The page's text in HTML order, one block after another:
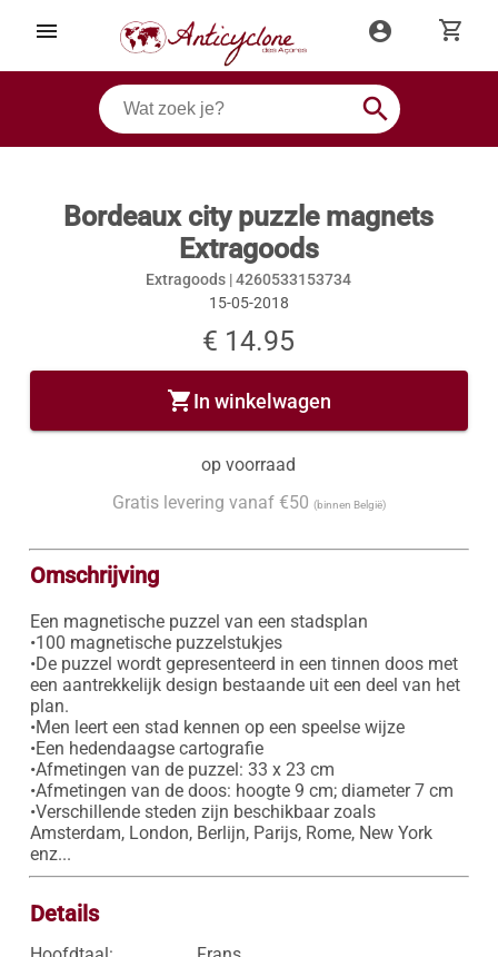
menu account_circle shopping_cart
search
Bordeaux city puzzle magnets
Extragoods
Extragoods |4260533153734
15-05-2018
€ 14.95
shopping_cartIn winkelwagen
op voorraad
Gratis levering vanaf €50 (binnen België)
Omschrijving
Een magnetische puzzel van een stadsplan
•100 magnetische puzzelstukjes
•De puzzel wordt gepresenteerd in een tinnen doos met
een aantrekkelijk design bestaande uit een deel van het
plan.
•Men leert een stad kennen op een speelse wijze
•Een hedendaagse cartografie
•Afmetingen van de puzzel: 33 x 23 cm
•Afmetingen van de doos: hoogte 9 cm; diameter 7 cm
•Verschillende steden zijn beschikbaar zoals
Amsterdam, London, Berlijn, Parijs, Rome, New York
enz...
Details